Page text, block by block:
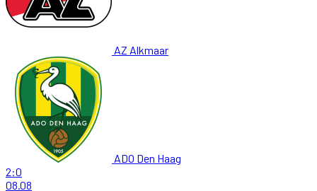
AZ Alkmaar
ADO Den Haag
2:0
08.08